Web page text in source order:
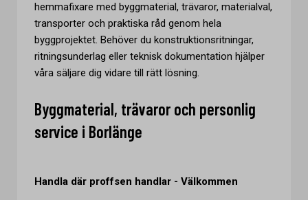
hemmafixare med byggmaterial, trävaror, materialval,
transporter och praktiska råd genom hela
byggprojektet. Behöver du konstruktionsritningar,
ritningsunderlag eller teknisk dokumentation hjälper
våra säljare dig vidare till rätt lösning.
Byggmaterial, trävaror och personlig
service i Borlänge
Handla där proffsen handlar - Välkommen